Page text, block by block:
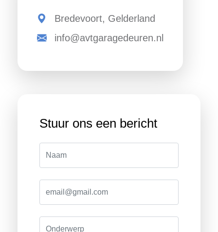
Bredevoort, Gelderland
info@avtgaragedeuren.nl
Stuur ons een bericht